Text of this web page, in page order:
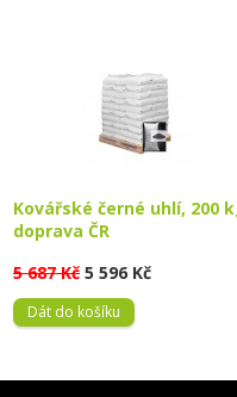
Kovářské černé uhlí, 200
doprava ČR
5 687 Kč 5 596 Kč
Dát do košíku